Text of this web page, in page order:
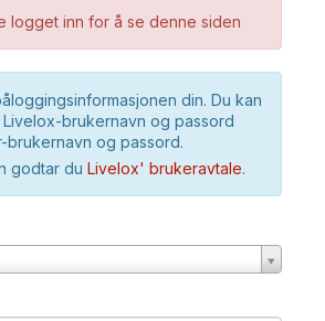
logget inn for å se denne siden
din. Du kan
brukernavn og passord
brukernavn og passord.
godtar du Livelox' brukeravtale.